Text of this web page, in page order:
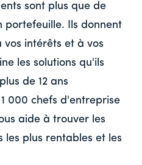
sont plus que de
portefeuille. Ils donnent
intérêts et à vos
les solutions qu'ils
de 12 ans
000 chefs d'entreprise
aide à trouver les
les plus rentables et les